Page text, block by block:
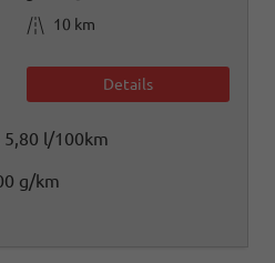
Kilometerstand 10 km
Details
5,80 l/100km
g/km